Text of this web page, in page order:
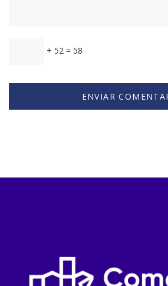
+ 52 = 58